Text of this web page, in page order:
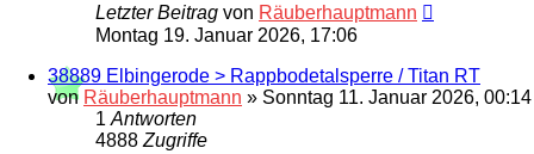
Letzter Beitrag von Räuberhauptmann
Montag 19. Januar 2026, 17:06
38889 Elbingerode > Rappbodetalsperre / Titan RT
von Räuberhauptmann » Sonntag 11. Januar 2026, 00:14
1 Antworten
4888 Zugriffe